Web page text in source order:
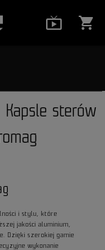
shopping_cart
Kapsle sterów
i stylu, które
jakości aluminium,
Dzięki szerokiej gamie
wykonanie